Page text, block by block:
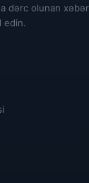
dərc olunan
edin.